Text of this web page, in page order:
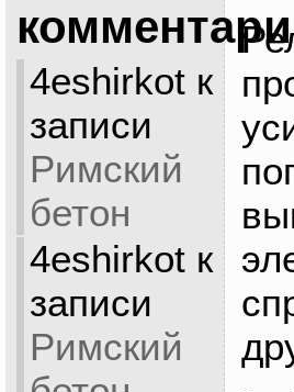
4eshirkotк
записи
Римский
бетон
4eshirkotк
записи
Римский